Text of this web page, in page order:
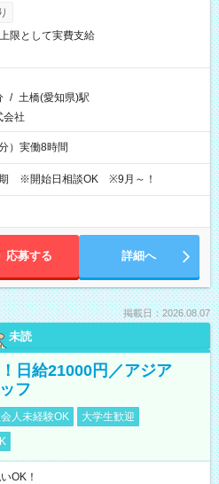
限として実費支給
/ 土橋(愛知県)駅
社
）実働8時間
期 ※開始日相談OK ※9月～！
応募する 詳細へ
掲載日：2026.08.07
未読
日給21000円／アジア
フ
人未経験OK
大学生歓迎
OK！